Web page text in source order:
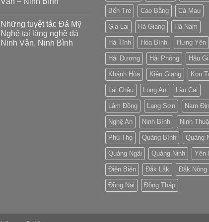
Những tuyệt tác Đá Mỹ
Nghệ tại làng nghề đá
Ninh Vân, Ninh Bình
Bến Tre Cao Bằng Cà Mau
Gia Lai Hà Giang Hà Nam
Hà Tĩnh Hòa Bình Hưng Yên
Hải Dương Hải Phòng Hậu
Khánh Hòa Kiên Giang Kon
Lai Châu Long An Lào Cai
Lâm Đồng Lạng Sơn Nam
Nghệ An Ninh Bình Ninh
Phú Thọ Quảng Bình Quảng
Quảng Ngãi Quảng Ninh Yên
Điện Biên Đắk Lắk Đắk Nông
Đồng Nai Đồng Tháp